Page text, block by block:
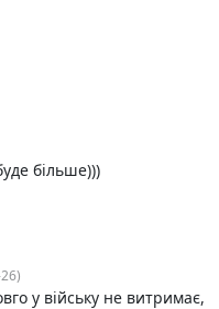
більше)))
у війську не витримає,